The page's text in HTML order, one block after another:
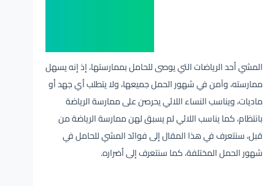
المشي أحد الرياضات التي يوصى للحامل بممارستها، إذ إنه يسهل
ممارسته، وآمن في شهور الحمل جميعها، ولا يتطلب أي جهد أو
ماديات، ويناسب النساء اللائي يحرصن على ممارسة الرياضة
بانتظام، كما يناسب اللائي لم يسبق لهن ممارسة الرياضة من
قبل، سنتعرف في هذا المقال إلى فوائد المشي للحامل في
شهور الحمل المختلفة، كما سنتعرف إلى أضراره.